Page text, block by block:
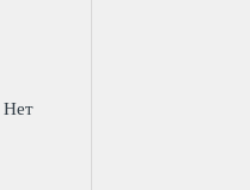
Нет